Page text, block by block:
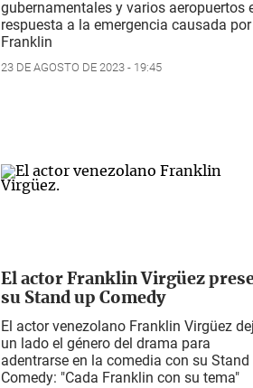
gubernamentales y varios aeropuertos
respuesta a la emergencia causada por
Franklin
23 DE AGOSTO DE 2023 - 19:45
El actor Franklin Virgüez
su Stand up Comedy
El actor venezolano Franklin Virgüez
un lado el género del drama para
adentrarse en la comedia con su Stand
Comedy: "Cada Franklin con su tema"